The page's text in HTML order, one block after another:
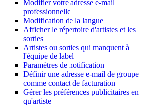
Modifier votre adresse e-mail
professionnelle
Modification de la langue
Afficher le répertoire d'artistes et les
sorties
Artistes ou sorties qui manquent à
l'équipe de label
Paramètres de notification
Définir une adresse e-mail de groupe
comme contact de facturation
Gérer les préférences publicitaires en
qu'artiste